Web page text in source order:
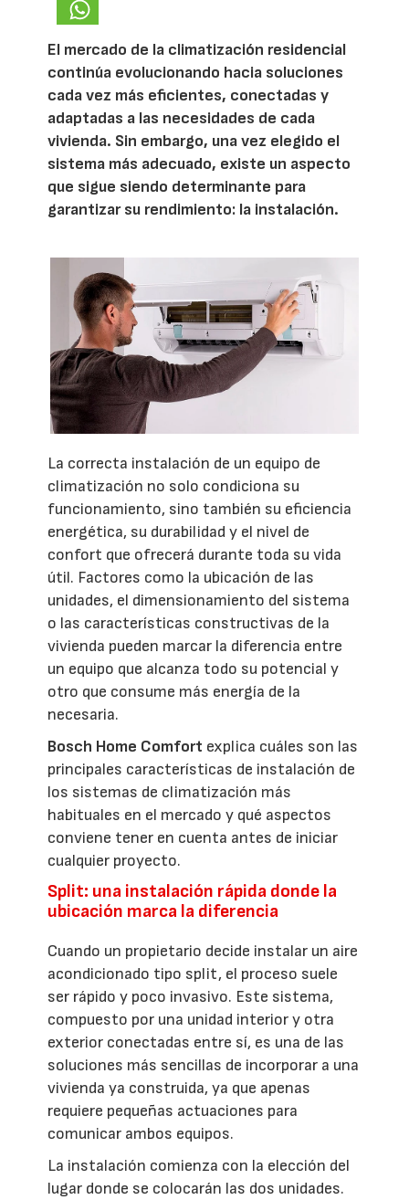
El mercado de la climatización residencial
continúa evolucionando hacia soluciones
cada vez más eficientes, conectadas y
adaptadas a las necesidades de cada
vivienda. Sin embargo, una vez elegido el
sistema más adecuado, existe un aspecto
que sigue siendo determinante para
garantizar su rendimiento: la instalación.
La correcta instalación de un equipo de
climatización no solo condiciona su
funcionamiento, sino también su eficiencia
energética, su durabilidad y el nivel de
confort que ofrecerá durante toda su vida
útil. Factores como la ubicación de las
unidades, el dimensionamiento del sistema
o las características constructivas de la
vivienda pueden marcar la diferencia entre
un equipo que alcanza todo su potencial y
otro que consume más energía de la
necesaria.
Bosch Home Comfort explica cuáles son las
principales características de instalación de
los sistemas de climatización más
habituales en el mercado y qué aspectos
conviene tener en cuenta antes de iniciar
cualquier proyecto.
Split: una instalación rápida donde la
ubicación marca la diferencia
Cuando un propietario decide instalar un aire
acondicionado tipo split, el proceso suele
ser rápido y poco invasivo. Este sistema,
compuesto por una unidad interior y otra
exterior conectadas entre sí, es una de las
soluciones más sencillas de incorporar a una
vivienda ya construida, ya que apenas
requiere pequeñas actuaciones para
comunicar ambos equipos.
La instalación comienza con la elección del
lugar donde se colocarán las dos unidades.